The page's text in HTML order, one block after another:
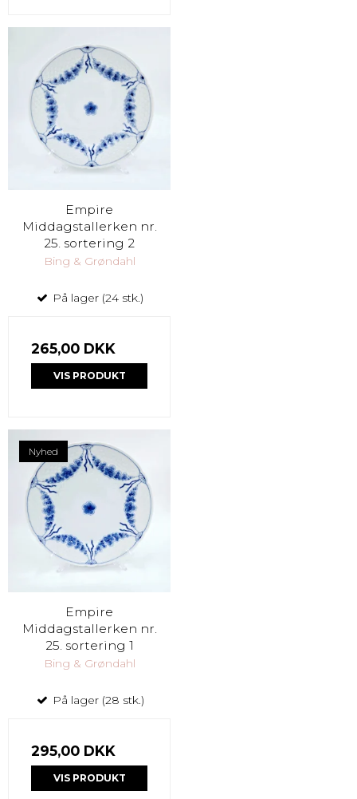
Empire
Middagstallerken nr.
25. sortering 2
Bing & Grøndahl
På lager (24 stk.)
265,00 DKK
VIS PRODUKT
Nyhed
Empire
Middagstallerken nr.
25. sortering 1
Bing & Grøndahl
På lager (28 stk.)
295,00 DKK
VIS PRODUKT